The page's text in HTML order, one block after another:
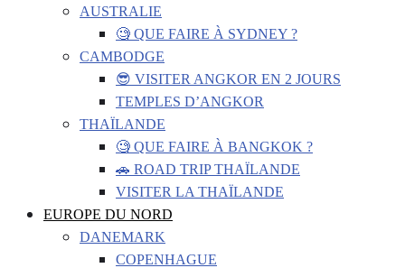
AUSTRALIE
🧐 QUE FAIRE À SYDNEY ?
CAMBODGE
😎 VISITER ANGKOR EN 2 JOURS
TEMPLES D’ANGKOR
THAÏLANDE
🧐 QUE FAIRE À BANGKOK ?
🚗 ROAD TRIP THAÏLANDE
VISITER LA THAÏLANDE
EUROPE DU NORD
DANEMARK
COPENHAGUE